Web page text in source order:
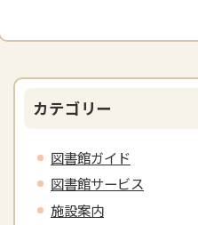
カテゴリー
図書館ガイド
図書館サービス
施設案内